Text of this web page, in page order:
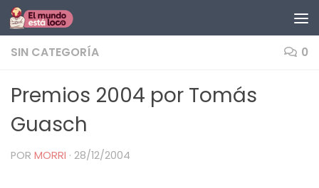
Saltar al contenido
SIN CATEGORÍA 0
Premios 2004 por Tomás
Guasch
POR MORRI · 28/12/2004